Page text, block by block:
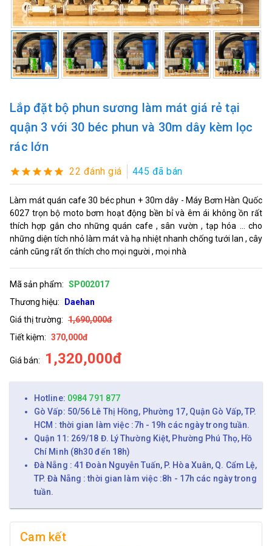
Lắp đặt bộ phun sương làm mát giá rẻ tại
quận 3 với 30 béc phun và 30m dây kèm lọc
rác lớn
22 đánh giá 445 đã bán
Làm mát quán cafe 30 béc phun + 30m dây - Máy Bơm Hàn Quốc
6027 trọn bộ moto bơm hoạt động bền bỉ và êm ái không ồn rất
thích hợp gắn cho những quán cafe , sân vườn , tạp hóa ... cho
những diện tích nhỏ làm mát và hạ nhiệt nhanh chống tưới lan , cây
cảnh cũng rất ổn thích cho mọi người , mọi nhà
Mã sản phẩm: SP002017
Thương hiệu:
Daehan
Giá thị trường: 1,690,000đ
Tiết kiệm: 370,000đ
Giá bán: 1,320,000đ
Hotline: 0984 791 877
Gò Vấp: 50/56 Lê Thị Hồng, Phường 17, Quận Gò Vấp, TP.
HCM : thời gian làm việc :7h - 19h các ngày trong tuần.
Quận 11: 269/18 Đ. Lý Thường Kiệt, Phường Phú Thọ, Hồ
Chí Minh (8h30 đến 18h)
Đà Nẵng : 41 Đoàn Nguyễn Tuấn, P. Hòa Xuân, Q. Cẩm Lệ,
TP. Đà Nẵng : thời gian làm việc :8h - 17h các ngày trong
tuần.
Cam kết